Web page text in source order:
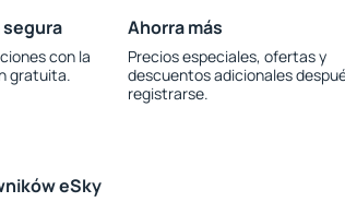
segura
con la
gratuita.
Ahorra más
Precios especiales, ofertas y
descuentos adicionales
registrarse.
eSky